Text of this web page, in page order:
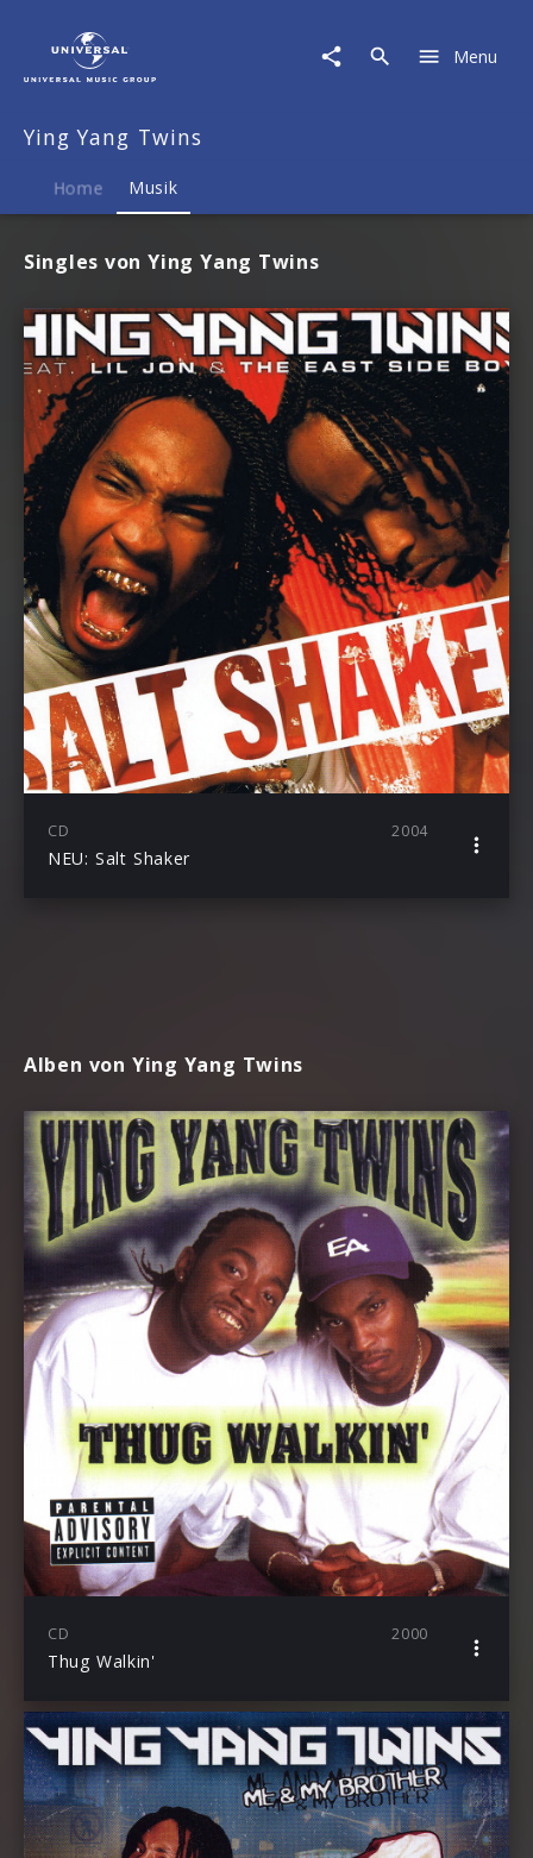
Menu
Ying Yang Twins
Home Musik
Singles von Ying Yang Twins
CD 2004
NEU: Salt Shaker
Alben von Ying Yang Twins
CD 2000
Thug Walkin'